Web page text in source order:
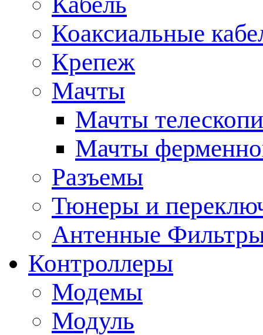
Коаксиальные
Крепеж
Мачты
Мачты
Мачты
Разъемы
Тюнеры и
Антенные
Контроллеры
Модемы
Модуль